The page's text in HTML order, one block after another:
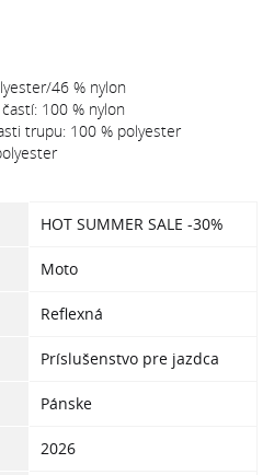
46 % nylon
100 % nylon
trupu: 100 % polyester
HOT SUMMER SALE -30%
Moto
Reflexná
Príslušenstvo pre jazdca
Pánske
2026